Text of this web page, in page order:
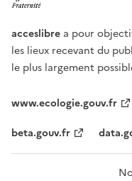
acceslibre a pour
les lieux recevant du
le plus largement
www.ecologie.gouv.fr
beta.gouv.fr